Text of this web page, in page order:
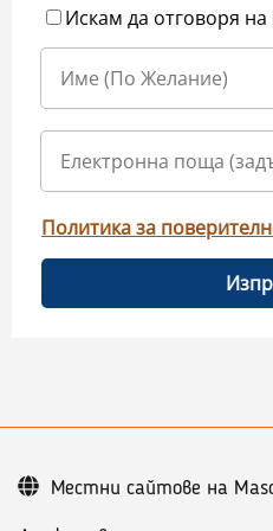
Искам да отговоря
Политика за
Местни сайтове на